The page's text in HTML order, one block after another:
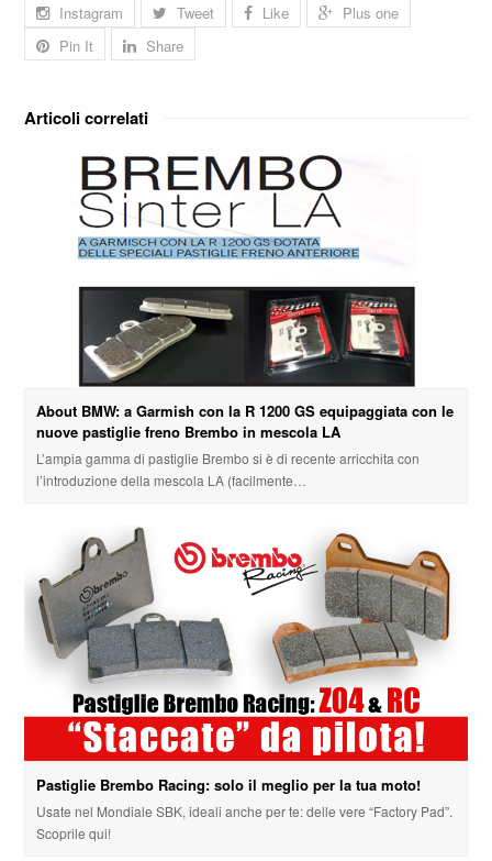
Instagram Tweet Like
Plus one
Pin It
Share
Articoli correlati
About BMW: a Garmish con la R 1200 GS equipaggiata con le
nuove pastiglie freno Brembo in mescola LA
L’ampia gamma di pastiglie Brembo si è di recente arricchita con
l’introduzione della mescola LA (facilmente…
Pastiglie Brembo Racing: solo il meglio per la tua moto!
Usate nel Mondiale SBK, ideali anche per te: delle vere “Factory Pad”.
Scoprile qui!